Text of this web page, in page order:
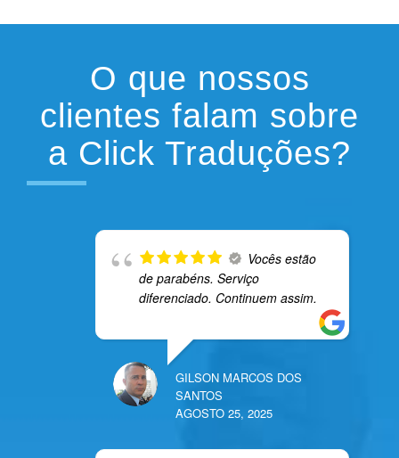
O que nossos
clientes falam sobre
a Click Traduções?
Vocês estão
de parabéns. Serviço
diferenciado. Continuem assim.
GILSON MARCOS DOS
SANTOS
AGOSTO 25, 2025